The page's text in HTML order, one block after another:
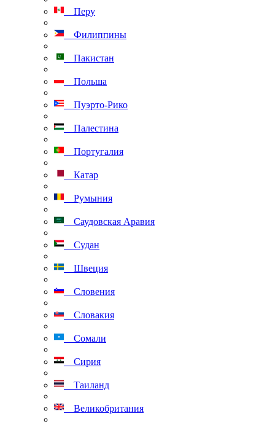
Перу
Филиппины
Пакистан
Польша
Пуэрто-Рико
Палестина
Португалия
Катар
Румыния
Саудовская Аравия
Судан
Швеция
Словения
Словакия
Сомали
Сирия
Таиланд
Великобритания